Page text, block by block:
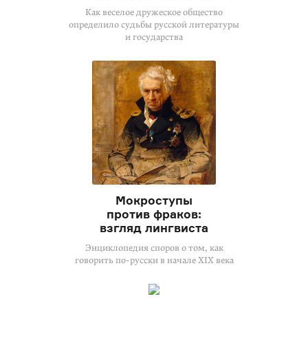
Как веселое дружеское общество
определило судьбы русской литературы
и государства
Мокроступы
против фраков:
взгляд лингвиста
Энциклопедия споров о том, как
говорить по-русски в начале XIX века